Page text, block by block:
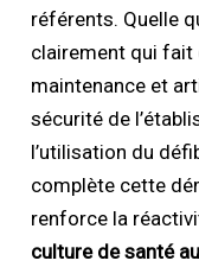
référents. Quelle
clairement qui fait
maintenance et
sécurité de
l’utilisation du
complète cette
renforce la
culture de santé